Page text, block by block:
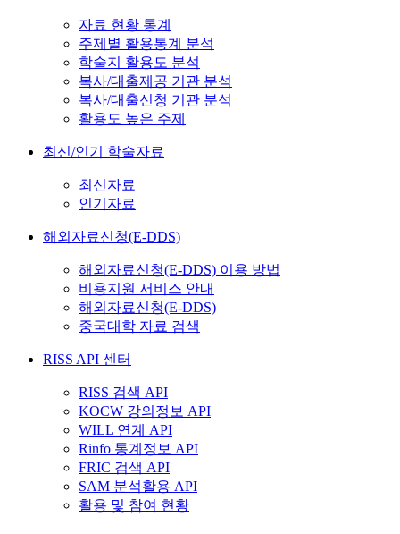
자료 현황 통계
주제별 활용통계 분석
학술지 활용도 분석
복사/대출제공 기관 분석
복사/대출신청 기관 분석
활용도 높은 주제
최신/인기 학술자료
최신자료
인기자료
해외자료신청(E-DDS)
해외자료신청(E-DDS) 이용 방법
비용지원 서비스 안내
해외자료신청(E-DDS)
중국대학 자료 검색
RISS API 센터
RISS 검색 API
KOCW 강의정보 API
WILL 연계 API
Rinfo 통계정보 API
FRIC 검색 API
SAM 분석활용 API
활용 및 참여 현황